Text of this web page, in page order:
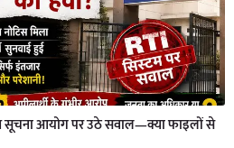
सूचना आयोग पर उठे सवाल—क्या फाइलों से